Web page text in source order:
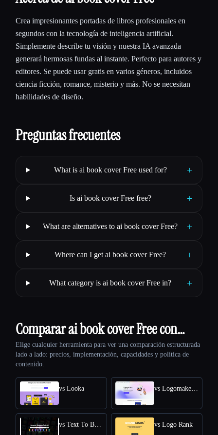
Crea impresionantes portadas de libros profesionales en
segundos con la tecnología de inteligencia artificial.
Simplemente describe tu visión y nuestra IA avanzada
generará hermosas fundas al instante. Perfecto para autores y
editores. Se puede usar gratis en varios géneros, incluidos
ciencia ficción, romance, misterio y más. No se necesitan
habilidades de diseño.
Preguntas frecuentes
What is ai book cover Free used for? +
Is ai book cover Free free? +
What are alternatives to ai book cover Free? +
Where can I get ai book cover Free? +
What category is ai book cover Free in? +
Comparar ai book cover Free con…
Elige cualquier herramienta para ver una comparación estructurada
lado a lado: precios, implementación, capacidades y política de
contenido.
vs Looka vs Logomakerr.AI
vs Text To Book Cover vs Logo Rank